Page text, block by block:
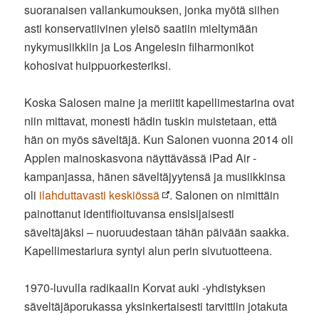
suoranaisen vallankumouksen, jonka myötä siihen
asti konservatiivinen yleisö saatiin mieltymään
nykymusiikkiin ja Los Angelesin filharmonikot
kohosivat huippuorkesteriksi.
Koska Salosen maine ja meriitit kapellimestarina ovat
niin mittavat, monesti hädin tuskin muistetaan, että
hän on myös säveltäjä. Kun Salonen vuonna 2014 oli
Applen mainoskasvona näyttävässä iPad Air -
kampanjassa, hänen säveltäjyytensä ja musiikkinsa
oli ilahduttavasti keskiössä
. Salonen on nimittäin
painottanut identifioituvansa ensisijaisesti
säveltäjäksi – nuoruudestaan tähän päivään saakka.
Kapellimestariura syntyi alun perin sivutuotteena.
1970-luvulla radikaalin Korvat auki -yhdistyksen
säveltäjäporukassa yksinkertaisesti tarvittiin jotakuta